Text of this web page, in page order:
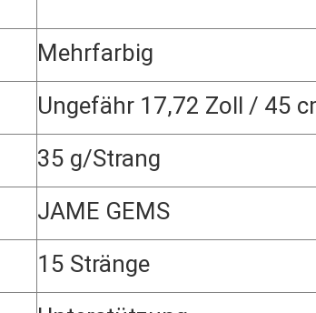
Mehrfarbig
Ungefähr 17,72 Zoll / 45
35 g/Strang
JAME GEMS
15 Stränge